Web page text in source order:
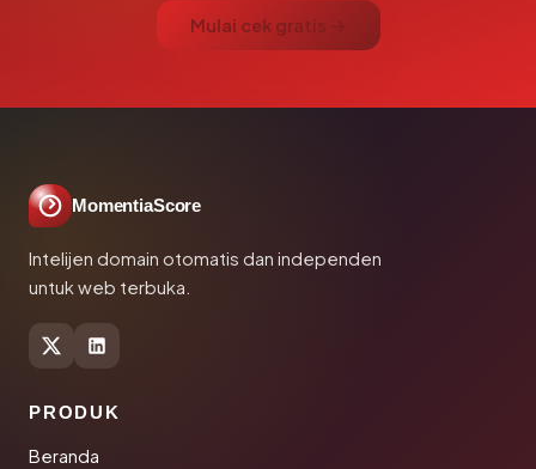
Mulai cek gratis →
MomentiaScore
Intelijen domain otomatis dan independen
untuk web terbuka.
PRODUK
Beranda